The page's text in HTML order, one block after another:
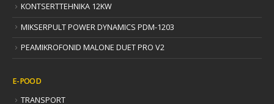
KONTSERTTEHNIKA 12KW
MIKSERPULT POWER DYNAMICS PDM-1203
PEAMIKROFONID MALONE DUET PRO V2
E-POOD
TRANSPORT